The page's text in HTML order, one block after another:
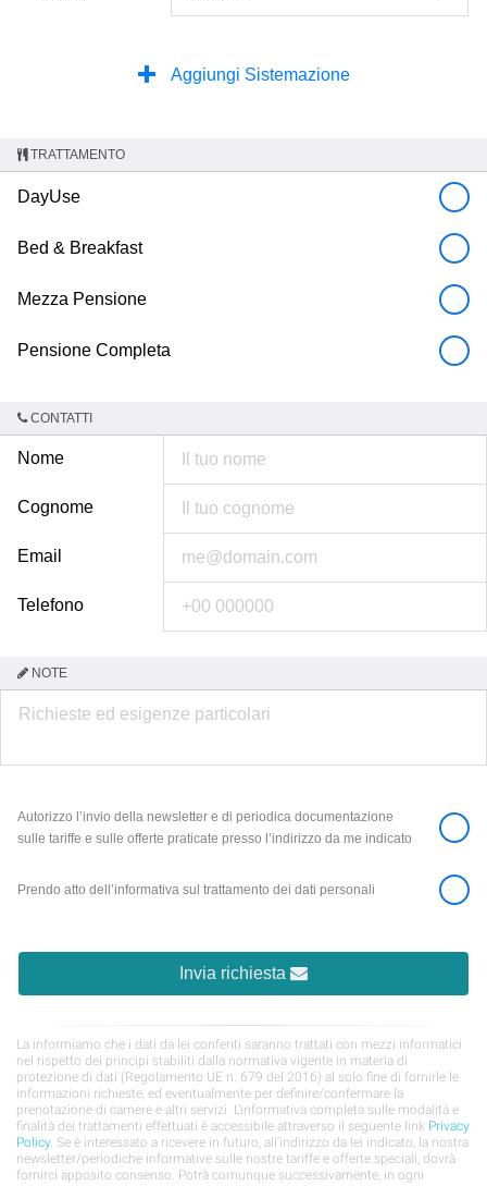
Aggiungi Sistemazione
TRATTAMENTO
DayUse
Bed & Breakfast
Mezza Pensione
Pensione Completa
CONTATTI
Nome
Cognome
Email
Telefono
NOTE
Autorizzo l’invio della newsletter e di periodica documentazione
sulle tariffe e sulle offerte praticate presso l’indirizzo da me indicato
Prendo atto dell’informativa sul trattamento dei dati personali
Invia richiesta
La informiamo che i dati da lei conferiti saranno trattati con mezzi informatici
nel rispetto dei principi stabiliti dalla normativa vigente in materia di
protezione di dati (Regolamento UE n. 679 del 2016) al solo fine di fornirle le
informazioni richieste, ed eventualmente per definire/confermare la
prenotazione di camere e altri servizi. L’informativa completa sulle modalità e
finalità dei trattamenti effettuati è accessibile attraverso il seguente link Privacy
Policy. Se è interessato a ricevere in futuro, all’indirizzo da lei indicato, la nostra
newsletter/periodiche informative sulle nostre tariffe e offerte speciali, dovrà
fornirci apposito consenso. Potrà comunque successivamente, in ogni